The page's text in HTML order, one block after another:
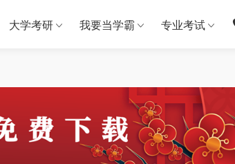
大学考研 我要当学霸 专业考试